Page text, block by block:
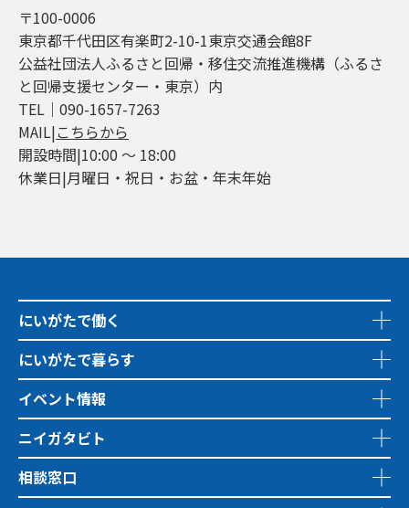
〒100-0006
東京都千代田区有楽町2-10-1東京交通会館8F
公益社団法人ふるさと回帰・移住交流推進機構（ふるさ
と回帰支援センター・東京）内
TEL│090-1657-7263
MAIL|こちらから
開設時間|10:00 ～ 18:00
休業日|月曜日・祝日・お盆・年末年始
にいがたで働く
にいがたで暮らす
イベント情報
ニイガタビト
相談窓口